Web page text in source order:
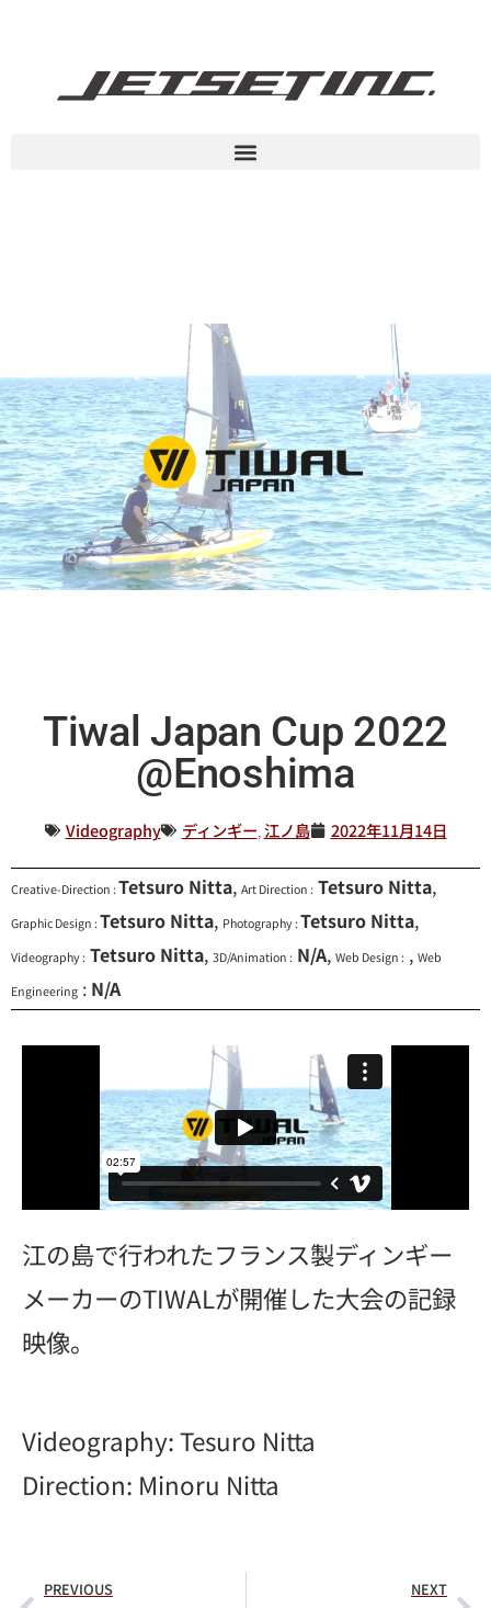
Tiwal Japan Cup 2022
@Enoshima
Videography ディンギー,江ノ島 2022年11月14日
Creative-Direction : Tetsuro Nitta, Art Direction : Tetsuro Nitta,
Graphic Design : Tetsuro Nitta, Photography : Tetsuro Nitta,
Videography : Tetsuro Nitta, 3D/Animation : N/A, Web Design : , Web
Engineering : N/A
江の島で行われたフランス製ディンギー
メーカーのTIWALが開催した大会の記録
映像。
Videography: Tesuro Nitta
Direction: Minoru Nitta
PREVIOUS NEXT